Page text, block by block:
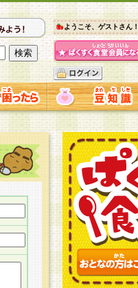
ようこそ、ゲストさん！